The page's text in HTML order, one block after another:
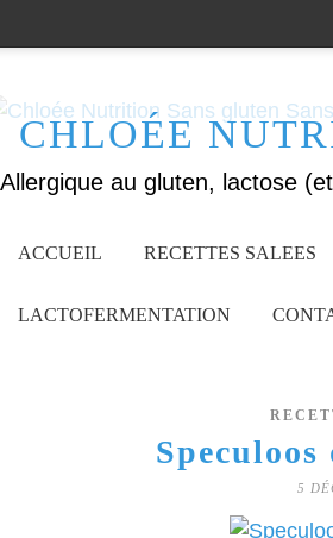
CHLOÉE
ACCUEIL RECETTES SALEES
LACTOFERMENTATION
Speculoos
5